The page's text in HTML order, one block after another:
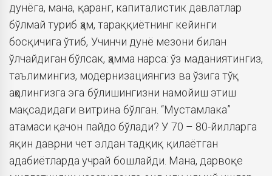
дунёга, мана, қаранг, капиталистик давлатлар
бўлмай туриб ҳам, тараққиётнинг кейинги
босқичига ўтиб, Учинчи дунё мезони билан
ўлчайдиган бўлсак, ҳамма нарса: ўз маданиятингиз,
таълимингиз, модернизациянгиз ва ўзига тўқ
аҳолингизга эга бўлишингизни намойиш этиш
мақсадидаги витрина бўлган. “Мустамлака”
атамаси қачон пайдо бўлади? У 70 – 80-йилларга
яқин даврни чет элдан тадқиқ қилаётган
адабиётларда учрай бошлайди. Мана, дарвоқе